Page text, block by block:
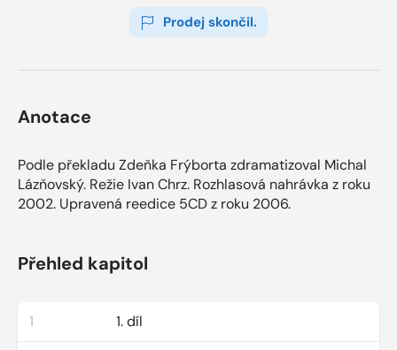
Prodej skončil.
Anotace
Podle překladu Zdeňka Frýborta zdramatizoval Michal
Lázňovský. Režie Ivan Chrz. Rozhlasová nahrávka z roku
2002. Upravená reedice 5CD z roku 2006.
Přehled kapitol
1 1. díl